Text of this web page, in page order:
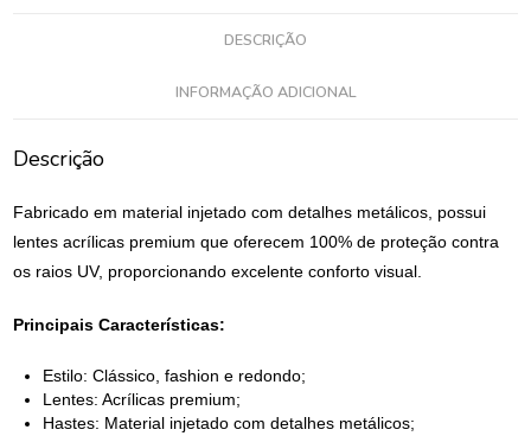
DESCRIÇÃO
INFORMAÇÃO ADICIONAL
Descrição
Fabricado em material injetado com detalhes metálicos, possui
lentes acrílicas premium que oferecem 100% de proteção contra
os raios UV, proporcionando excelente conforto visual.
Principais Características:
Estilo: Clássico, fashion e redondo;
Lentes: Acrílicas premium;
Hastes: Material injetado com detalhes metálicos;